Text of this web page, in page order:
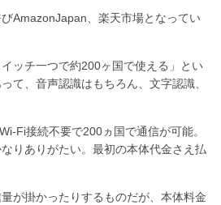
AmazonJapan、楽天市場となってい
ッチ一つで約200ヶ国で使える」とい
て、音声認識はもちろん、文字認識、
Fi接続不要で200ヵ国で通信が可能。
りありがたい。最初の本体代金さえ払
が掛かったりするものだが、本体料金